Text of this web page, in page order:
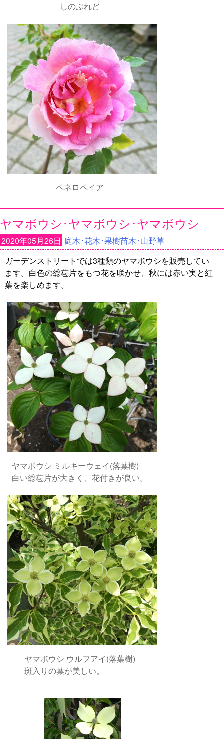
しのぶれど
ペネロペイア
ヤマボウシ･ヤマボウシ･ヤマボウシ
2020年05月26日 庭木･花木･果樹苗木･山野草
ガーデンストリートでは3種類のヤマボウシを販売してい
ます。白色の総苞片をもつ花を咲かせ、秋には赤い実と紅
葉を楽しめます。
ヤマボウシ ミルキーウェイ(落葉樹)
白い総苞片が大きく、花付きが良い。
ヤマボウシ ウルフアイ(落葉樹)
斑入りの葉が美しい。